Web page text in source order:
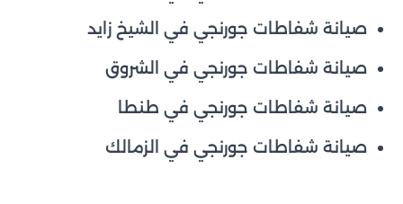
صيانة شفاطات جورنجي في الشيخ زايد
صيانة شفاطات جورنجي في الشروق
صيانة شفاطات جورنجي في طنطا
صيانة شفاطات جورنجي في الزمالك